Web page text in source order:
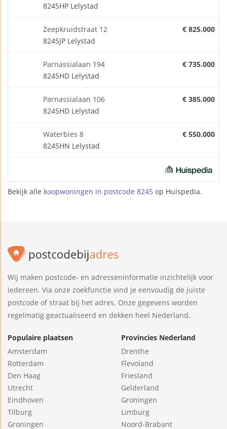
8245HP Lelystad
Zeepkruidstraat 12
8245JP Lelystad
€ 825.000
Parnassialaan 194
8245HD Lelystad
€ 735.000
Parnassialaan 106
8245HD Lelystad
€ 385.000
Waterbies 8
8245HN Lelystad
€ 550.000
Bekijk alle koopwoningen in postcode 8245 op Huispedia.
Wij maken postcode- en adresseninformatie inzichtelijk voor
iedereen. Via onze zoekfunctie vind je eenvoudig de juiste
postcode of straat bij het adres. Onze gegevens worden
regelmatig geactualiseerd en dekken heel Nederland.
Populaire plaatsen
Amsterdam
Rotterdam
Den Haag
Utrecht
Eindhoven
Tilburg
Groningen
Provincies Nederland
Drenthe
Flevoland
Friesland
Gelderland
Groningen
Limburg
Noord-Brabant